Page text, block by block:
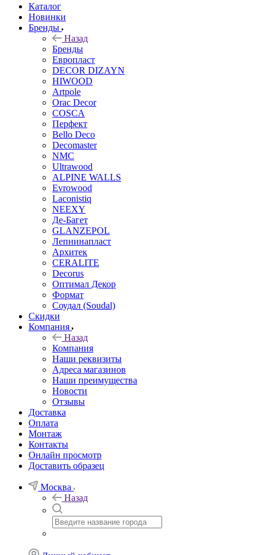
Каталог
Новинки
Бренды
Назад
Бренды
Европласт
DECOR DIZAYN
HIWOOD
Artpole
Orac Decor
COSCA
Перфект
Bello Deco
Decomaster
NMС
Ultrawood
ALPINE WALLS
Evrowood
Laconistiq
NEEXY
Де-Багет
GLANZEPOL
Лепнинапласт
Архитек
CERALITE
Decorus
Оптимал Декор
Формат
Соудал (Soudal)
Скидки
Компания
Назад
Компания
Наши реквизиты
Адреса магазинов
Наши преимущества
Новости
Отзывы
Доставка
Оплата
Монтаж
Контакты
Онлайн просмотр
Доставить образец
Москва
Назад